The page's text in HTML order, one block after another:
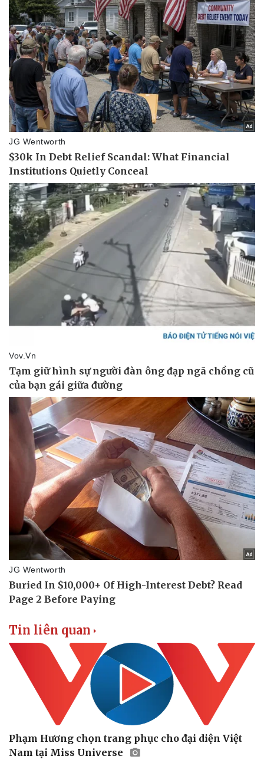
Bóng đá
Thế giới thể thao
Hậu trường
Ô tô - Xe máy
Ô tô
Xe máy
Tin liên quan
Phạm Hương chọn trang phục cho đại diện Việt
Nam tại Miss Universe